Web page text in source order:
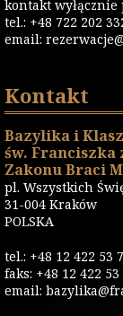
kontakt wyłącznie
tel.: +48 722 202
email:
Kontakt
Bazylika i
św. Franciszka
Zakonu Braci
pl. Wszystkich
31-004 Kraków
POLSKA
tel.: +48 12 422 53
faks: +48 12 422 53
email: